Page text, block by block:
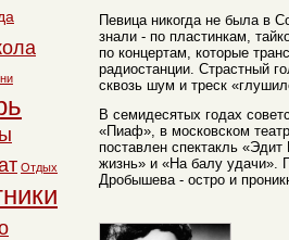
Певица никогда не была в
знали - по пластинкам,
по концертам, которые
радиостанции. Страстный
сквозь шум и треск
В семидесятых годах
«Пиаф», в московском
поставлен спектакль
жизнь» и «На балу удачи».
Дробышева - остро и
Отдых